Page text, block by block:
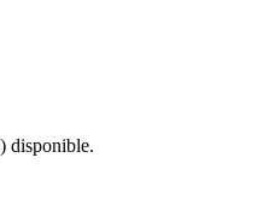
disponible.